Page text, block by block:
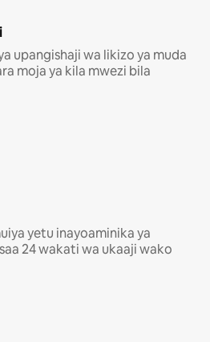
upangishaji wa likizo ya muda
moja ya kila mwezi bila
yetu inayoaminika ya
24 wakati wa ukaaji wako